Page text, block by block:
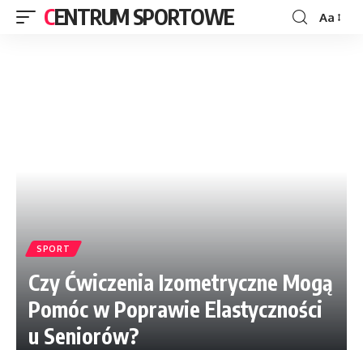
CENTRUM SPORTOWE Aa
SPORT
Czy Ćwiczenia Izometryczne Mogą
Pomóc w Poprawie Elastyczności
u Seniorów?